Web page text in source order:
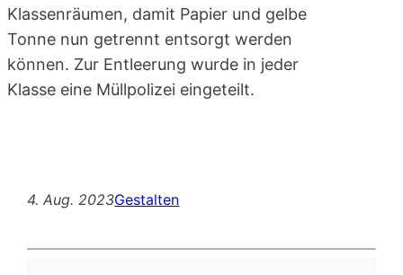
Klassenräumen, damit Papier und gelbe
Tonne nun getrennt entsorgt werden
können. Zur Entleerung wurde in jeder
Klasse eine Müllpolizei eingeteilt.
4. Aug. 2023Gestalten